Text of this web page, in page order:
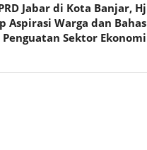
Jabar di Kota Banjar, Hj
Aspirasi Warga dan Bahas
Penguatan Sektor Ekonomi